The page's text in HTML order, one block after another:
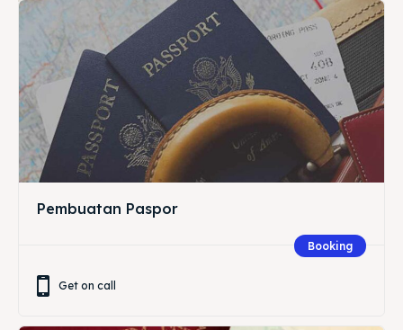
Pembuatan Paspor
Booking
Get on call